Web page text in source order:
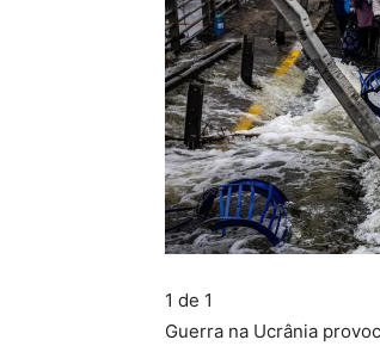
1 de 1
Guerra na Ucrânia